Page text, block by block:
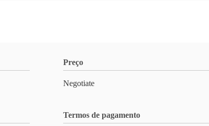
Preço
Negotiate
Termos de pagamento